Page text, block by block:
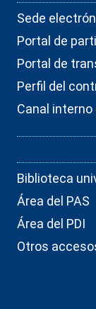
Sede
Portal de
Portal de
Perfil del
Canal
Biblioteca
Área del PAS
Área del PDI
Otros